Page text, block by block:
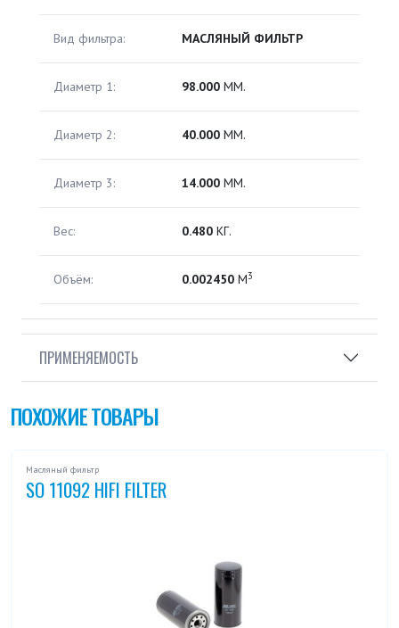
Вид фильтра: МАСЛЯНЫЙ ФИЛЬТР
Диаметр 1: 98.000 ММ.
Диаметр 2: 40.000 ММ.
Диаметр 3: 14.000 ММ.
Вес: 0.480 КГ.
Объём: 0.002450 М3
ПРИМЕНЯЕМОСТЬ
ПОХОЖИЕ ТОВАРЫ
Масляный фильтр
SO 11092 HIFI FILTER